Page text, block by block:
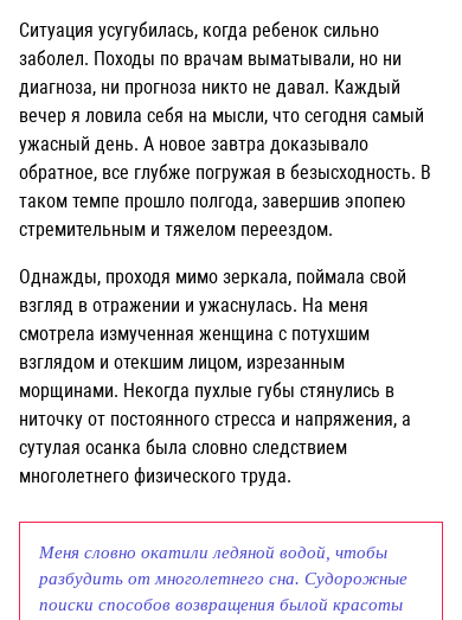
Ситуация усугубилась, когда ребенок сильно
заболел. Походы по врачам выматывали, но ни
диагноза, ни прогноза никто не давал. Каждый
вечер я ловила себя на мысли, что сегодня самый
ужасный день. А новое завтра доказывало
обратное, все глубже погружая в безысходность. В
таком темпе прошло полгода, завершив эпопею
стремительным и тяжелом переездом.
Однажды, проходя мимо зеркала, поймала свой
взгляд в отражении и ужаснулась. На меня
смотрела измученная женщина с потухшим
взглядом и отекшим лицом, изрезанным
морщинами. Некогда пухлые губы стянулись в
ниточку от постоянного стресса и напряжения, а
сутулая осанка была словно следствием
многолетнего физического труда.
Меня словно окатили ледяной водой, чтобы
разбудить от многолетнего сна. Судорожные
поиски способов возвращения былой красоты